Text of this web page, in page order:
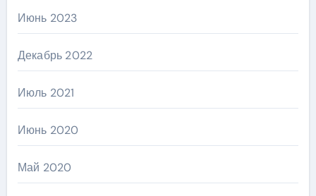
Июнь 2023
Декабрь 2022
Июль 2021
Июнь 2020
Май 2020